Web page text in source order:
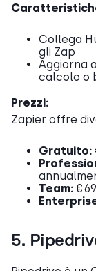
Collega
gli Zap
Aggiorna
calcolo o
Prezzi:
Zapier offre
Gratuito:
Team:
5.